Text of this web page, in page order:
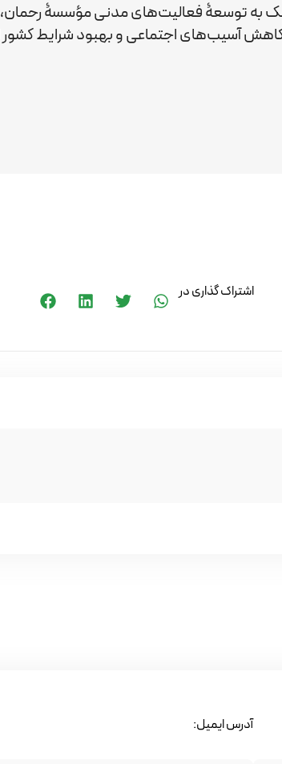
به توسعۀ فعالیت‌های مدنی مؤسسۀ رحمان،
کاهش آسیب‌های اجتماعی و بهبود شرایط کشور
اشتراک گذاری در
آدرس ایمیل: